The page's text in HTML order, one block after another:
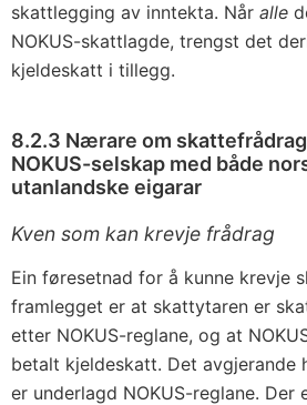
skattlegging av inntekta. Når alle
NOKUS-skattlagde, trengst det
kjeldeskatt i tillegg.
8.2.3 Nærare om
NOKUS-selskap med både
utanlandske eigarar
Kven som kan krevje frådrag
Ein føresetnad for å kunne krevje
framlegget er at skattytaren er
etter NOKUS-reglane, og at
betalt kjeldeskatt. Det avgjerande
er underlagd NOKUS-reglane. Der